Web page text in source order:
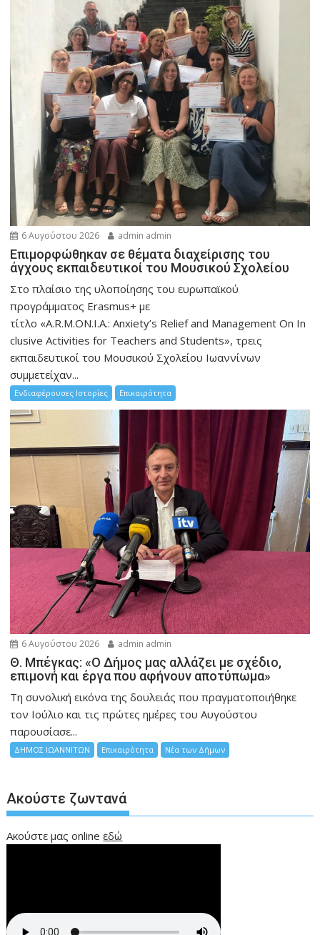
6 Αυγούστου 2026 admin admin
Eπιμορφώθηκαν σε θέματα διαχείρισης του
άγχους εκπαιδευτικοί του Μουσικού Σχολείου
Στο πλαίσιο της υλοποίησης του ευρωπαϊκού
προγράμματος Erasmus+ με
τίτλο «A.R.M.ON.I.A.: Anxiety’s Relief and Management On In
clusive Activities for Teachers and Students», τρεις
εκπαιδευτικοί του Μουσικού Σχολείου Ιωαννίνων
συμμετείχαν...
Ενδιαφέρουσες Ιστορίες Επικαιρότητα
6 Αυγούστου 2026 admin admin
Θ. Μπέγκας: «Ο Δήμος μας αλλάζει με σχέδιο,
επιμονή και έργα που αφήνουν αποτύπωμα»
Τη συνολική εικόνα της δουλειάς που πραγματοποιήθηκε
τον Ιούλιο και τις πρώτες ημέρες του Αυγούστου
παρουσίασε...
ΔΗΜΟΣ ΙΩΑΝΝΙΤΩΝ Επικαιρότητα Νέα των Δήμων
Ακούστε ζωντανά
Ακούστε μας onlineεδώ